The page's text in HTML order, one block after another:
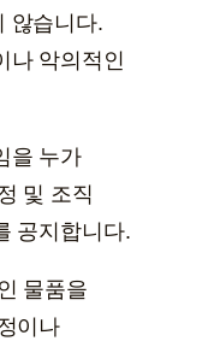
않습니다.
나 악의적인
을 누가
및 조직
공지합니다.
물품을
이나